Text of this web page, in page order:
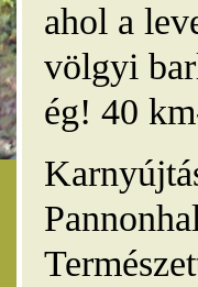
ahol a
völgyi
ég! 40